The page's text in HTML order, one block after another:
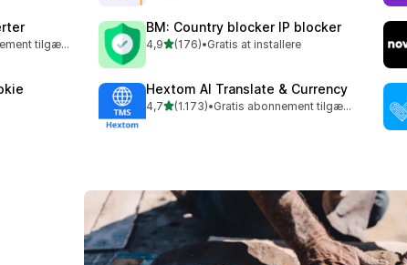
Gratis abonnement tilgængeligt
BM: Country blocker IP blocker
4,9ud af 5 stjerner
(176)
176 anmeldelser i alt
•Gratis at installere
Hextom AI Translate & Currency
4,7ud af 5 stjerner
(1.173)
1173 anmeldelser i alt
• Gratis abonnement tilgængeligt